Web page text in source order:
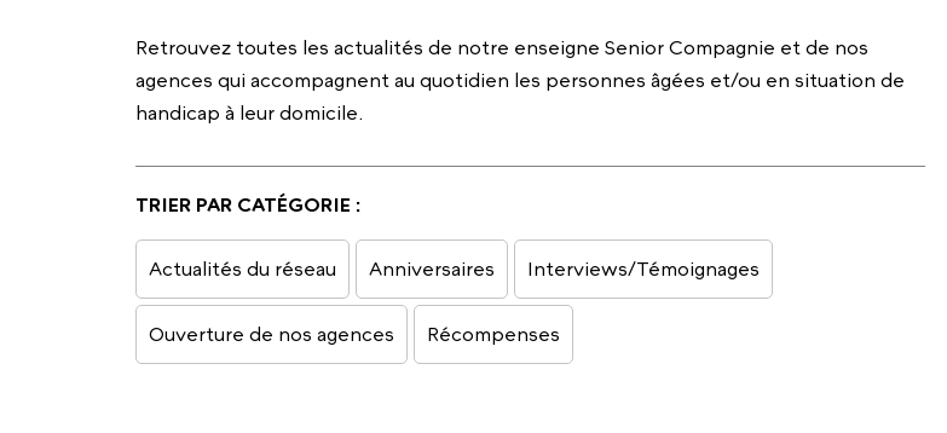
Retrouvez toutes les actualités de notre enseigne Senior Compagnie et de nos
agences qui accompagnent au quotidien les personnes âgées et/ou en situation de
handicap à leur domicile.
TRIER PAR CATÉGORIE :
Actualités du réseau Anniversaires Interviews/Témoignages
Ouverture de nos agences Récompenses